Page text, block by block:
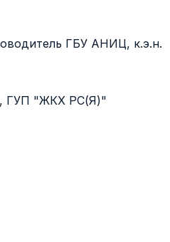
ГБУ АНИЦ, к.э.н.
ГУП "ЖКХ РС(Я)"